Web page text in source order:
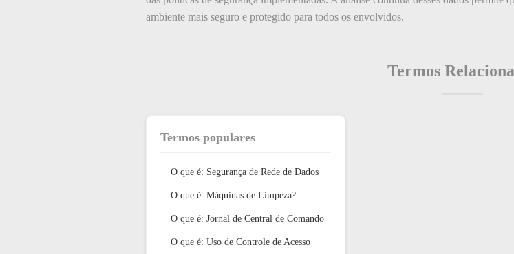
ambiente mais seguro e protegido para todos os envolvidos.
Termos
Termos populares
O que é: Segurança de Rede de Dados
O que é: Máquinas de Limpeza?
O que é: Jornal de Central de Comando
O que é: Uso de Controle de Acesso